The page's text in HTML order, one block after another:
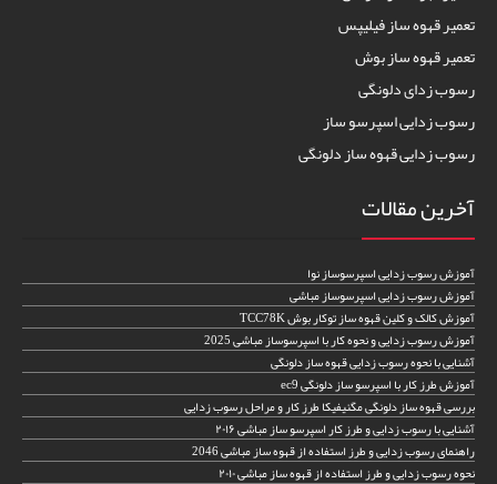
تعمیر قهوه ساز فیلیپس
تعمیر قهوه ساز بوش
رسوب زدای دلونگی
رسوب زدایی اسپرسو ساز
رسوب زدایی قهوه ساز دلونگی
آخرین مقالات
آموزش رسوب زدایی اسپرسوساز نوا
آموزش رسوب زدایی اسپرسوساز مباشی
آموزش کالک و کلین قهوه ساز توکار بوش TCC78K
آموزش رسوب زدایی و نحوه کار با اسپرسوساز مباشی 2025
آشنایی با نحوه رسوب زدایی قهوه ساز دلونگی
آموزش طرز کار با اسپرسو ساز دلونگی ec9
بررسی قهوه ساز دلونگی مگنیفیکا طرز کار و مراحل رسوب زدایی
آشنایی با رسوب زدایی و طرز کار اسپرسو ساز مباشی ۲۰۱۶
راهنمای رسوب زدایی و طرز استفاده از قهوه ساز مباشی 2046
نحوه رسوب زدایی و طرز استفاده از قهوه ساز مباشی ۲۰۱۰